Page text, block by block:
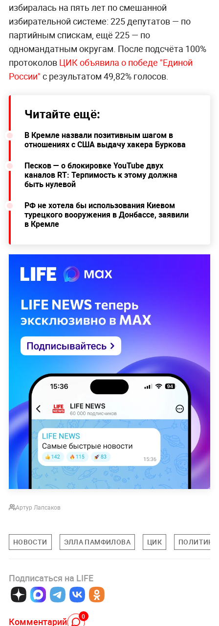
избиралась на пять лет по смешанной
избирательной системе: 225 депутатов — по
партийным спискам, ещё 225 — по
одномандатным округам. После подсчёта 100%
протоколов ЦИК объявила о победе "Единой
России" с результатом 49,82% голосов.
Читайте ещё:
В Кремле назвали позитивным шагом в
отношениях с США выдачу хакера Буркова
Песков — о блокировке YouTube двух
каналов RT: Терпимость к этому должна
быть нулевой
РФ не хотела бы использования Киевом
турецкого вооружения в Донбассе, заявили
в Кремле
Артур Лапсаков
НОВОСТИ ЭЛЛА ПАМФИЛОВА ЦИК ПОЛИТИКА
Подписаться на LIFE
Комментарий 0